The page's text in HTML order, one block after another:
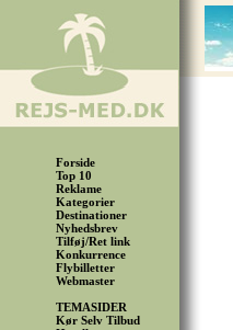
Forside
Top 10
Reklame
Kategorier
Destinationer
Nyhedsbrev
Tilføj/Ret link
Konkurrence
Flybilletter
Webmaster
TEMASIDER
Kør Selv Tilbud